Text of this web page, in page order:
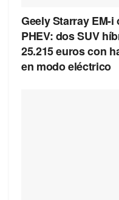
Geely Starray EM-i
PHEV: dos SUV
25.215 euros con
en modo eléctrico